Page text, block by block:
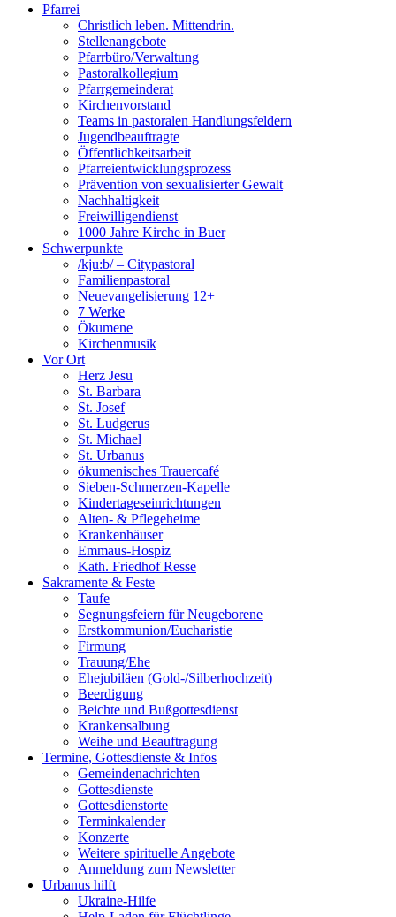
Pfarrei
Christlich leben. Mittendrin.
Stellenangebote
Pfarrbüro/Verwaltung
Pastoralkollegium
Pfarrgemeinderat
Kirchenvorstand
Teams in pastoralen Handlungsfeldern
Jugendbeauftragte
Öffentlichkeitsarbeit
Pfarreientwicklungsprozess
Prävention von sexualisierter Gewalt
Nachhaltigkeit
Freiwilligendienst
1000 Jahre Kirche in Buer
Schwerpunkte
/kju:b/ – Citypastoral
Familienpastoral
Neuevangelisierung 12+
7 Werke
Ökumene
Kirchenmusik
Vor Ort
Herz Jesu
St. Barbara
St. Josef
St. Ludgerus
St. Michael
St. Urbanus
ökumenisches Trauercafé
Sieben-Schmerzen-Kapelle
Kindertageseinrichtungen
Alten- & Pflegeheime
Krankenhäuser
Emmaus-Hospiz
Kath. Friedhof Resse
Sakramente & Feste
Taufe
Segnungsfeiern für Neugeborene
Erstkommunion/Eucharistie
Firmung
Trauung/Ehe
Ehejubiläen (Gold-/Silberhochzeit)
Beerdigung
Beichte und Bußgottesdienst
Krankensalbung
Weihe und Beauftragung
Termine, Gottesdienste & Infos
Gemeindenachrichten
Gottesdienste
Gottesdienstorte
Terminkalender
Konzerte
Weitere spirituelle Angebote
Anmeldung zum Newsletter
Urbanus hilft
Ukraine-Hilfe